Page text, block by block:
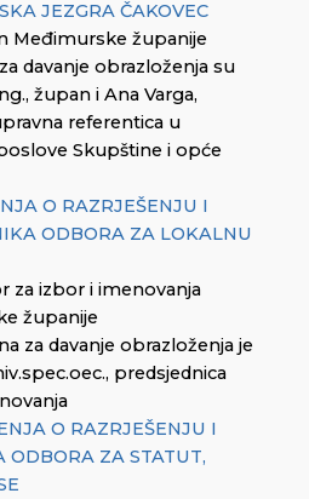
JEZGRA ČAKOVEC
Međimurske županije
davanje obrazloženja su
župan i Ana Varga,
referentica u
Skupštine i opće
O RAZRJEŠENJU I
ODBORA ZA LOKALNU
za izbor i imenovanja
županije
za davanje obrazloženja je
predsjednica
O RAZRJEŠENJU I
ODBORA ZA STATUT,